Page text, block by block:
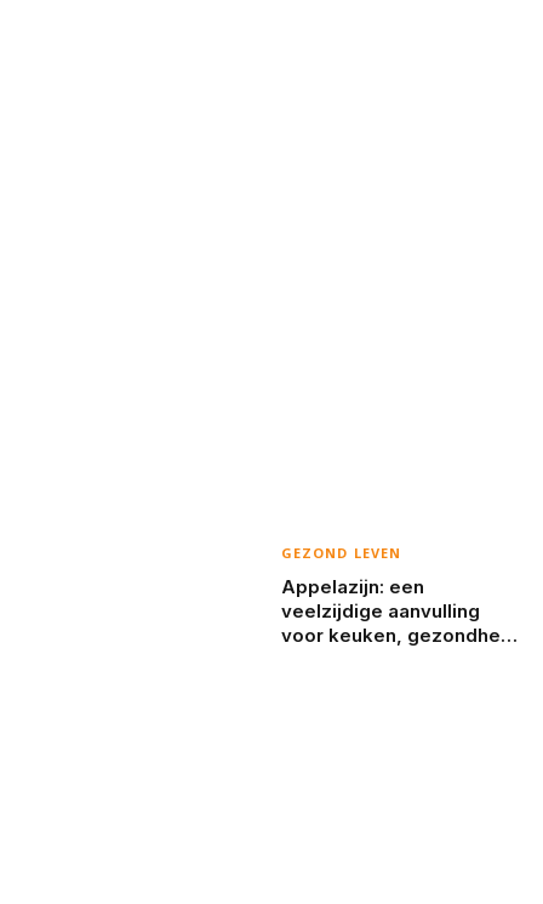
GEZOND LEVEN
Appelazijn: een
veelzijdige aanvulling
voor keuken, gezondheid